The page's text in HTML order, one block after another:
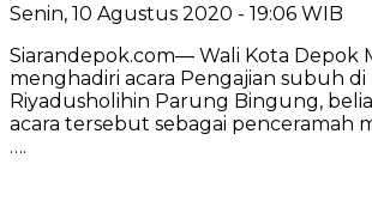
Senin, 10 Agustus 2020 - 19:06 WIB
Siarandepok.com— Wali Kota Depok
menghadiri acara Pengajian subuh di
Riyadusholihin Parung Bingung,
acara tersebut sebagai penceramah
….